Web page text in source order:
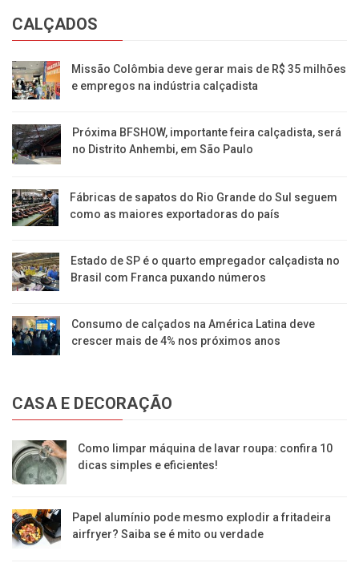
CALÇADOS
Missão Colômbia deve gerar mais de R$ 35 milhões
e empregos na indústria calçadista
Próxima BFSHOW, importante feira calçadista, será
no Distrito Anhembi, em São Paulo
Fábricas de sapatos do Rio Grande do Sul seguem
como as maiores exportadoras do país
Estado de SP é o quarto empregador calçadista no
Brasil com Franca puxando números
Consumo de calçados na América Latina deve
crescer mais de 4% nos próximos anos
CASA E DECORAÇÃO
Como limpar máquina de lavar roupa: confira 10
dicas simples e eficientes!
Papel alumínio pode mesmo explodir a fritadeira
airfryer? Saiba se é mito ou verdade